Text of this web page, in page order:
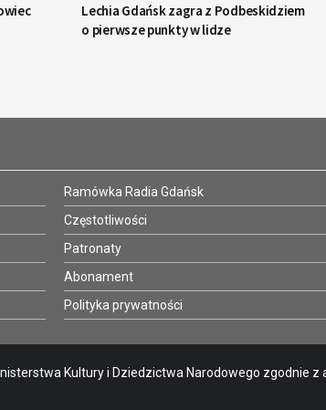
Lechia Gdańsk zagra z Podbeskidziem
o pierwsze punkty w lidze
Ramówka Radia Gdańsk
Częstotliwości
Patronaty
Abonament
Polityka prywatności
Kultury i Dziedzictwa Narodowego zgodnie z